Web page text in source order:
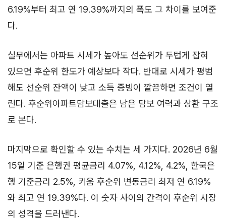
6.19%부터 최고 연 19.39%까지의 폭도 그 차이를 보여준
다.
실무에서는 아파트 시세가 높아도 선순위가 두텁게 잡혀
있으면 후순위 한도가 예상보다 작다. 반대로 시세가 평범
해도 선순위 잔액이 낮고 소득 증빙이 깔끔하면 조건이 열
린다. 후순위아파트담보대출은 남은 담보 여력과 상환 구조
로 본다.
마지막으로 확인할 수 있는 수치는 세 가지다. 2026년 6월
15일 기준 은행권 평균금리 4.07%, 4.12%, 4.2%, 한국은
행 기준금리 2.5%, 키움 후순위 변동금리 최저 연 6.19%
와 최고 연 19.39%다. 이 숫자 사이의 간격이 후순위 시장
의 성격을 드러낸다.